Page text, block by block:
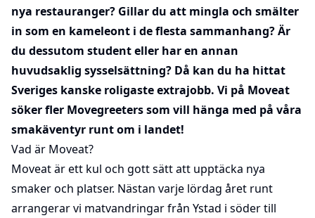
nya restauranger? Gillar du att mingla och smälter
in som en kameleont i de flesta sammanhang? Är
du dessutom student eller har en annan
huvudsaklig sysselsättning? Då kan du ha hittat
Sveriges kanske roligaste extrajobb. Vi på Moveat
söker fler Movegreeters som vill hänga med på våra
smakäventyr runt om i landet!
Vad är Moveat?
Moveat är ett kul och gott sätt att upptäcka nya
smaker och platser. Nästan varje lördag året runt
arrangerar vi matvandringar från Ystad i söder till